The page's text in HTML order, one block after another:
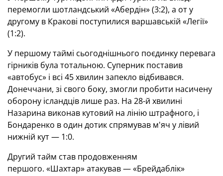
перемогли шотландський «Абердін» (3:2), а от у
другому в Кракові поступилися варшавській «Легії»
(1:2).
У першому таймі сьогоднішнього поєдинку перевага
гірників була тотальною. Суперник поставив
«автобус» і всі 45 хвилин запекло відбивався.
Донеччани, зі свого боку, змогли пробити насичену
оборону ісландців лише раз. На 28-й хвилині
Назарина виконав кутовий на лінію штрафного, і
Бондаренко в один дотик спрямував м'яч у лівий
нижній кут — 1:0.
Другий тайм став продовженням
першого. «Шахтар» атакував — «Брейдаблік»